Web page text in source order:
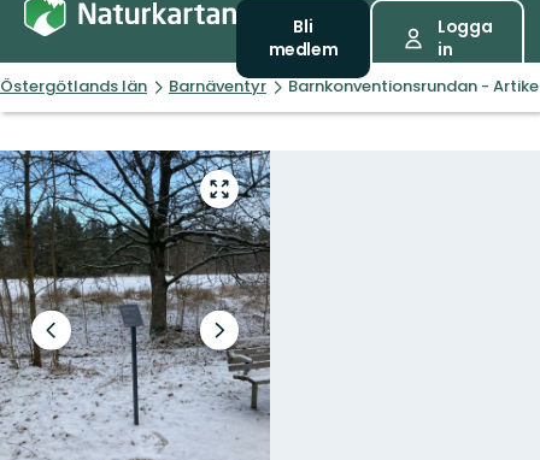
Bli
medlem
Logga
in
Östergötlands län Barnäventyr Barnkonventionsrundan -
Gå
till
helskärmsläge
Föregående
bild
Nästa
bildspel